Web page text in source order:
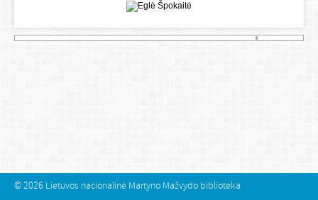
© 2026 Lietuvos nacionalinė Martyno Mažvydo biblioteka